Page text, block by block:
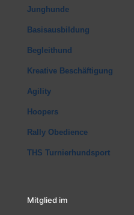
Junghunde
Basisausbildung
Begleithund
Kreative Beschäftigung
Agility
Hoopers
Rally Obedience
THS Turnierhundsport
Mitglied im